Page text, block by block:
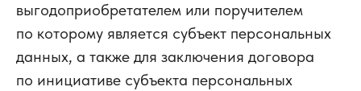
выгодоприобретателем или поручителем
по которому является субъект персональных
данных, а также для заключения договора
по инициативе субъекта персональных